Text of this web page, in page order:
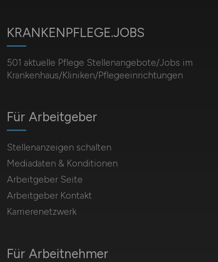
KRANKENPFLEGE.JOBS
501 aktuelle Pflege Stellenangebote/Jobs im
Krankenhaus/Kliniken/Pflegeeinrichtungen
Für Arbeitnehmer
Für Arbeitgeber
Stellenanzeigen schalten
Mediadaten & Konditionen
Arbeitgeber Seite
Arbeitgeber Kontakt
Karrierenetzwerk